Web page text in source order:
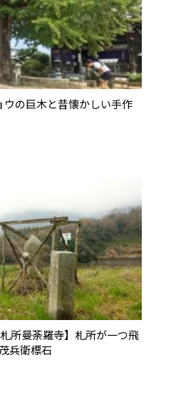
ウの巨木と昔懐かしい手作
所曼荼羅寺】札所が一つ飛
兵衛標石